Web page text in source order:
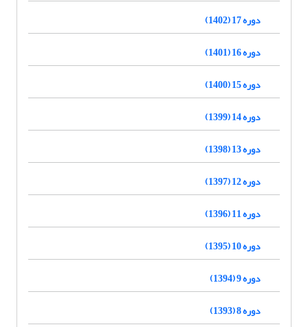
دوره 17 (1402)
دوره 16 (1401)
دوره 15 (1400)
دوره 14 (1399)
دوره 13 (1398)
دوره 12 (1397)
دوره 11 (1396)
دوره 10 (1395)
دوره 9 (1394)
دوره 8 (1393)